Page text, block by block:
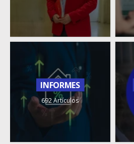
INFORMES
692 Artículos